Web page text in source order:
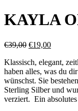
KAYLA
€39,00 Ursprünglicher
war:
€39,00
€19,00Aktueller
ist:
€19,00.
Klassisch, elegant,
haben alles, was du
wünschst. Sie
Sterling Silber und
verziert. Ein